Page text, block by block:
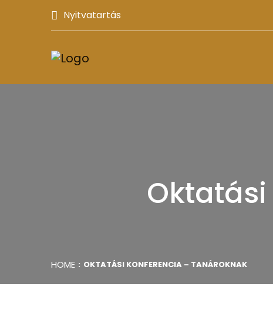
Nyitvatartás
HOME OKTATÁSI KONFERENCIA – TANÁROKNAK